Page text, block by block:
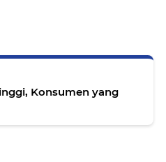
Konsumen yang